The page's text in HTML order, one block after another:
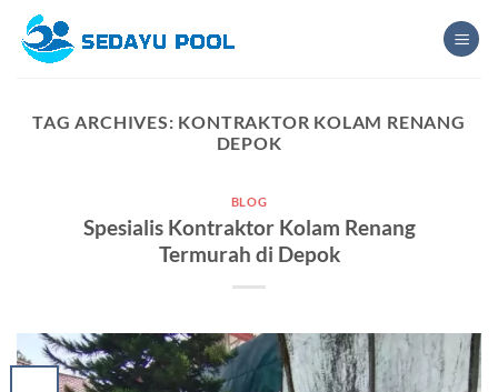
content
TAG ARCHIVES: KONTRAKTOR KOLAM RENANG
DEPOK
BLOG
Spesialis Kontraktor Kolam Renang
Termurah di Depok